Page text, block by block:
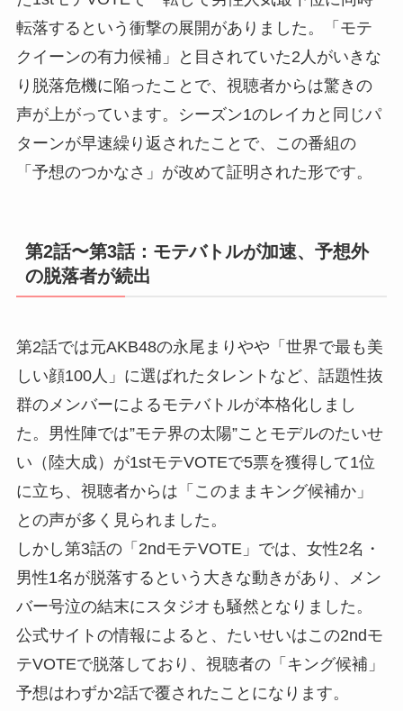
転落するという衝撃の展開がありました。「モテ
クイーンの有力候補」と目されていた2人がいきな
り脱落危機に陥ったことで、視聴者からは驚きの
声が上がっています。シーズン1のレイカと同じパ
ターンが早速繰り返されたことで、この番組の
「予想のつかなさ」が改めて証明された形です。
第2話〜第3話：モテバトルが加速、予想外
の脱落者が続出
第2話では元AKB48の永尾まりやや「世界で最も美
しい顔100人」に選ばれたタレントなど、話題性抜
群のメンバーによるモテバトルが本格化しまし
た。男性陣では”モテ界の太陽”ことモデルのたいせ
い（陸大成）が1stモテVOTEで5票を獲得して1位
に立ち、視聴者からは「このままキング候補か」
との声が多く見られました。
しかし第3話の「2ndモテVOTE」では、女性2名・
男性1名が脱落するという大きな動きがあり、メン
バー号泣の結末にスタジオも騒然となりました。
公式サイトの情報によると、たいせいはこの2ndモ
テVOTEで脱落しており、視聴者の「キング候補」
予想はわずか2話で覆されたことになります。